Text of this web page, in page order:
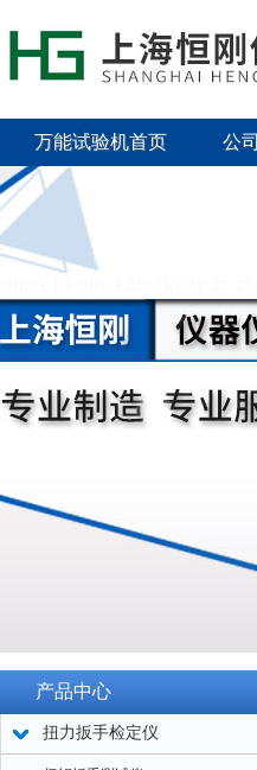
万能试验机首页 公
产品中心
扭力扳手检定仪